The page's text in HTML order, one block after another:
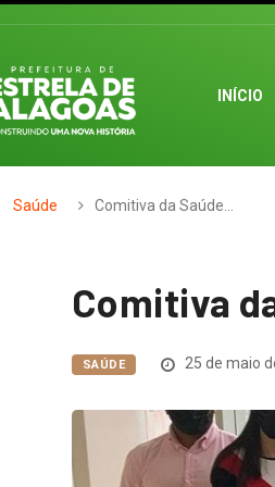
INÍCIO
Saúde Comitiva da Saúde…
Comitiva
SAÚDE 25 de maio